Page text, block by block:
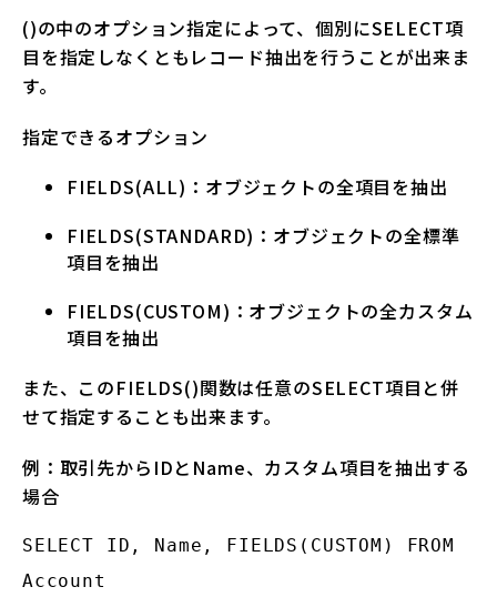
()の中のオプション指定によって、個別にSELECT項
目を指定しなくともレコード抽出を行うことが出来ま
す。
指定できるオプション
FIELDS(ALL)：オブジェクトの全項目を抽出
FIELDS(STANDARD)：オブジェクトの全標準
項目を抽出
FIELDS(CUSTOM)：オブジェクトの全カスタム
項目を抽出
また、このFIELDS()関数は任意のSELECT項目と併
せて指定することも出来ます。
例：取引先からIDとName、カスタム項目を抽出する
場合
SELECT ID, Name, FIELDS(CUSTOM) FROM
Account